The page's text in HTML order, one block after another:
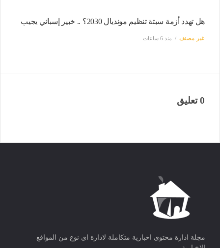
هل تهدد أزمة سبتة تنظيم مونديال 2030؟ .. خبير إسباني يجيب
غير مصنف منذ 6 ساعات
0 تعليق
مجلة ادارة محتوى اخبارية متكاملة لادارة اى نوع من المواقع